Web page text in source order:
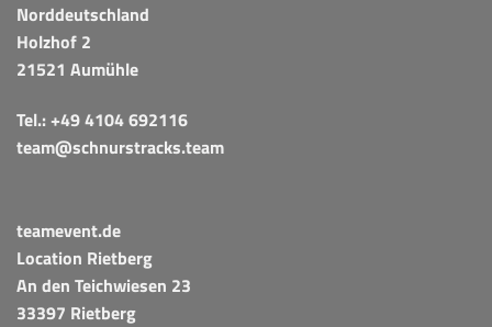
Norddeutschland
Holzhof 2
21521 Aumühle
Tel.:+49 4104 692116
team@schnurstracks.team
teamevent.de
Location Rietberg
An den Teichwiesen 23
33397 Rietberg